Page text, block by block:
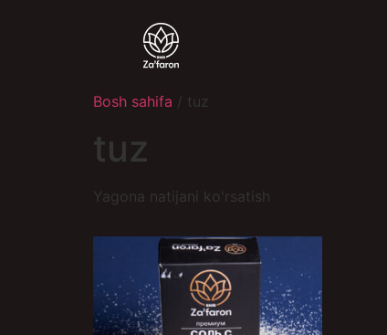
Bosh sahifa / tuz
tuz
Yagona natijani ko'rsatish